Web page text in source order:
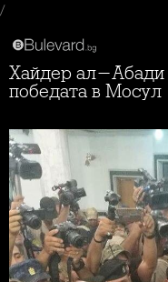
/
Хайдер ал-Абади поздавява войници за
победата в Мосул